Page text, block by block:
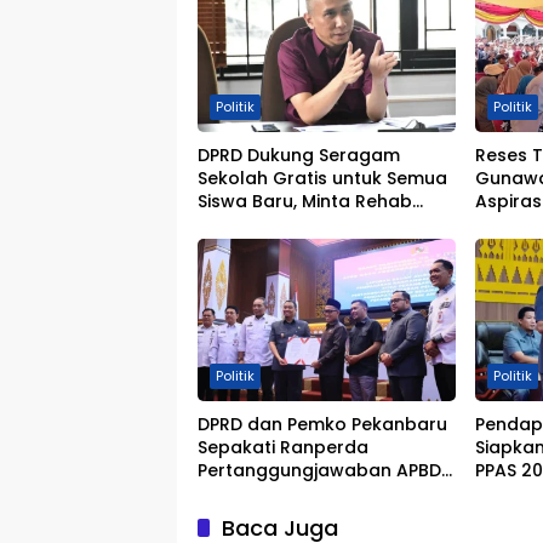
Politik
DPRD Dukung Seragam
Sekolah Gratis untuk Semua
Siswa Baru, Minta Rehab
Politik
Reses
Politik
DPRD dan Pemko Pekanbaru
Sepakati Ranperda
Pertanggungjawaban APBD
Politik
PPAS
Baca Juga